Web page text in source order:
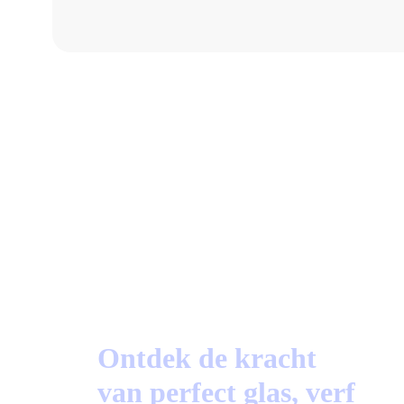
Ontdek de kracht
van perfect glas, verf